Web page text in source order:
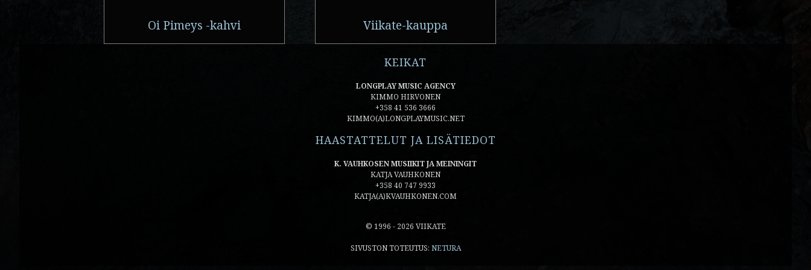
Oi Pimeys -kahvi Viikate-kauppa
KEIKAT
LONGPLAY MUSIC AGENCY
KIMMO HIRVONEN
+358 41 536 3666
KIMMO(A)LONGPLAYMUSIC.NET
HAASTATTELUT JA LISÄTIEDOT
K. VAUHKOSEN MUSIIKIT JA MEININGIT
KATJA VAUHKONEN
+358 40 747 9933
KATJA(A)KVAUHKONEN.COM
© 1996 - 2026 VIIKATE
SIVUSTON TOTEUTUS: NETURA